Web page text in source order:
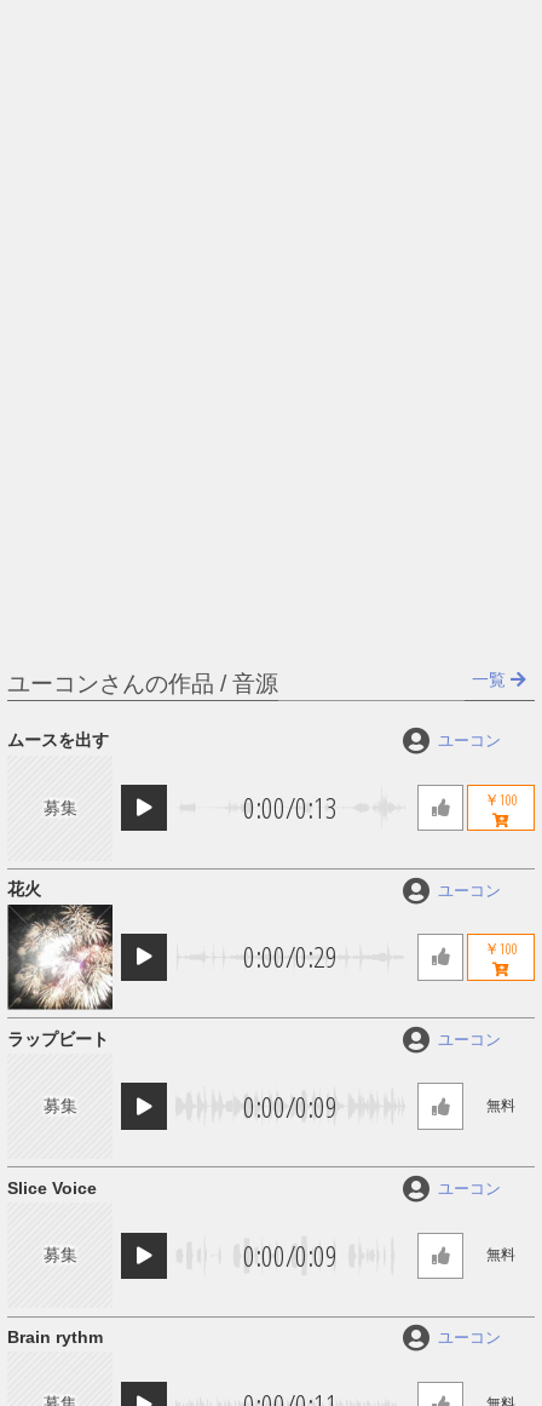
ユーコンさんの作品 / 音源 一覧
募集 0:00/0:13
ムースを出す ユーコン
￥100
0:00/0:29
花火 ユーコン
￥100
募集 0:00/0:09
ラップビート ユーコン
無料
募集 0:00/0:09
Slice Voice ユーコン
無料
Brain rythm ユーコン